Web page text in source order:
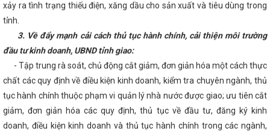
Ban Chấp hành Đảng bộ tỉnh đánh giá tình hình KT - XH
dự án điện mặt trời đầu tiên trên kênh thủy lợi của Việt Nam tại Hà
ủy, Ban Chấp hành Đảng bộ tỉnh Hà Tĩnh họp cho ý kiến các nội
phải đảm bảo nguồn cung xăng dầu phục vụ nhu cầu thị
duyệt dự án đường Xô Viết Nghệ Tĩnh kéo dài về phía Đông
cờ - triển khai công tác tháng 4 năm 2025
Kê hoạch thực hiện
công nghiệp môi trường Việt Nam giai đoạn 2025 - 2030 trên địa
Thương Việt Nam và Bộ Công Thương Lào trao Biên bản ghi nhớ về
nghiệp
Bộ đội Biên phòng tỉnh giành giải nhất Hội thi "Dân
Tình hình sản xuất công nghiệp tháng 7 và 7 tháng đầu năm
Ủy ban hợp tác kinh tế, thương mại Việt Nam – Trung Quốc
nối cung - cầu giữa Thành phố Hồ Chí Minh và các tỉnh, thành phố
xảy ra tình trạng thiếu điện, xăng dầu cho sản xuất và tiêu dùng trong
tỉnh.
3. Về đẩy mạnh cải cách thủ tục hành chính, cải thiện môi trường
đầu tư kinh doanh, UBND tỉnh giao:
- Tập trung rà soát, chủ động cắt giảm, đơn giản hóa một cách thực
chất các quy định về điều kiện kinh doanh, kiểm tra chuyên ngành, thủ
tục hành chính thuộc phạm vi quản lý nhà nước được giao; ưu tiên cắt
giảm, đơn giản hóa các quy định, thủ tục về đầu tư, đăng ký kinh
doanh, điều kiện kinh doanh và thủ tục hành chính trong các ngành,